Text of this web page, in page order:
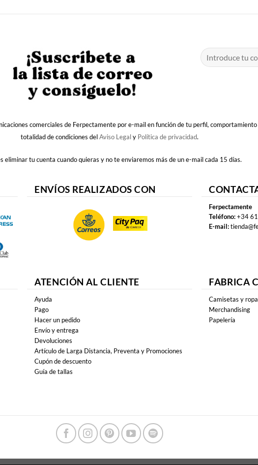
comerciales de Ferpectamente por e-mail en función de tu perfil,
totalidad de condiciones delAviso Legaly Política de privacidad.
eliminar tu cuenta cuando quieras y no te enviaremos más de un e-mail cada 15 días.
ENVÍOS REALIZADOS CON
Ferpectamente
Teléfono:+34
E-mail:
ATENCIÓN AL CLIENTE
Ayuda
Pago
Hacer un pedido
Envío y entrega
Devoluciones
Artículo de Larga Distancia, Preventa y Promociones
Cupón de descuento
Guía de tallas
FABRICA
Camisetas y
Merchandising
Papelería